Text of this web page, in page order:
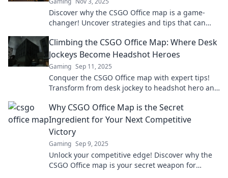
Discover why the CSGO Office map is a game-
changer! Uncover strategies and tips that can
Climbing the CSGO Office Map: Where Desk
Jockeys Become Headshot Heroes
Gaming Sep 11, 2025
Conquer the CSGO Office map with expert tips!
Transform from desk jockey to headshot hero and
Why CSGO Office Map is the Secret
Ingredient for Your Next Competitive
Victory
Gaming Sep 9, 2025
Unlock your competitive edge! Discover why the
CSGO Office map is your secret weapon for